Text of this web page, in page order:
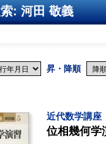
: 河田 敬義
昇・降順
近代数学講座
位相幾何学